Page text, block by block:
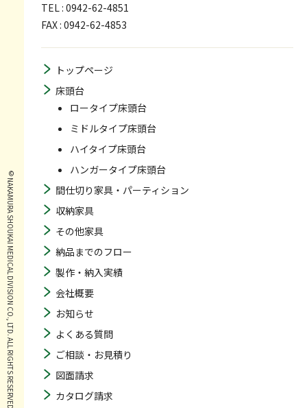
TEL : 0942-62-4851
FAX : 0942-62-4853
トップページ
床頭台
ロータイプ床頭台
ミドルタイプ床頭台
ハイタイプ床頭台
ハンガータイプ床頭台
間仕切り家具・パーティション
収納家具
その他家具
納品までのフロー
製作・納入実績
会社概要
お知らせ
よくある質問
ご相談・お見積り
図面請求
カタログ請求
© NAKAMURA SHOUKAI MEDICAL DIVISION CO., LTD. ALL RIGHTS RESERVED.